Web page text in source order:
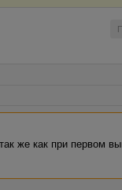
же как при первом